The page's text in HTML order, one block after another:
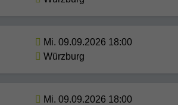
Mi. 09.09.2026 18:00
Würzburg
Mi. 09.09.2026 18:00